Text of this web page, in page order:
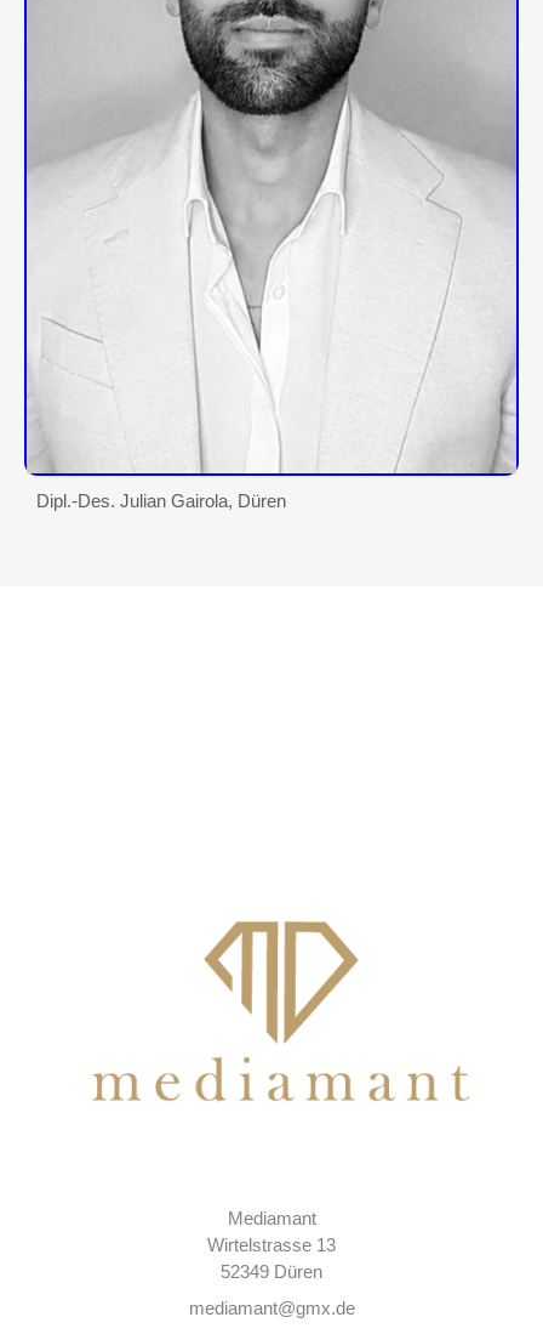
Dipl.-Des. Julian Gairola, Düren
Mediamant
Wirtelstrasse 13
52349 Düren
mediamant@gmx.de